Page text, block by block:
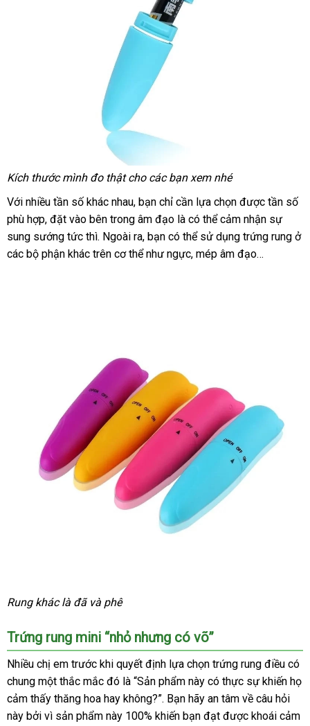
Kích thước mình đo thật cho nước
ngoài
các bạn xem đại
lý
nhé
Với nhiều tần số khác nhaumiễn
phí
, bạn chỉ cần lựa chọn phân
phối
được tần số
phù hợpđánh
giá
, đặt vào bên trong âm đạo là hàng
giả
có thể cảm nhận sự
sung sướng tức thìNhật
Bản
. Ngoài racao
cấp
, bạn ăn
trộm
có thể sử dụng trứng rung ở
xách
các bộ phận khác trên cơ thể như ngựcmới
, mép âm đạo…
Rung khác là hỗ
đã nhập
và phê
Trứng rung mini “nhỏ showroom
nhưng có võ”
Nhiều chị em trước khi quyết định lựa chọn trứng rung điều có
chung một thắc mắc đó là “Sản phẩm này có thực sự khiến họ
cảm thấy thăng hoa hay không?”Đức
. Bạn hãy an tâm về câu hỏi
này có
bởi vì sản phẩm này 100% khiến bạn đạt nhập
được khoái cảm